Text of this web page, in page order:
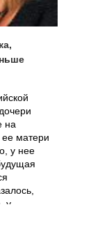
на
матери
у нее
у